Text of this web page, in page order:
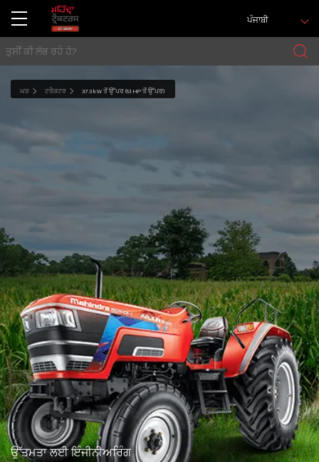
ਪੰਜਾਬੀ
ਘਰ ਟਰੈਕਟਰ 37.3 kW ਤੋਂ ਉੱਪਰ (51 HP ਤੋਂ ਉੱਪਰ)
ਉੱਤਮਤਾ ਲਈ ਇੰਜੀਨੀਅਰਿੰਗ